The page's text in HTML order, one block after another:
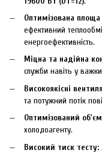
Оптимізована площа
ефективний
енергоефективність.
Міцна та надійна
служби навіть у
Високоякісні
та потужний потік
Оптимізований
холодоагенту.
Високий тиск тесту: